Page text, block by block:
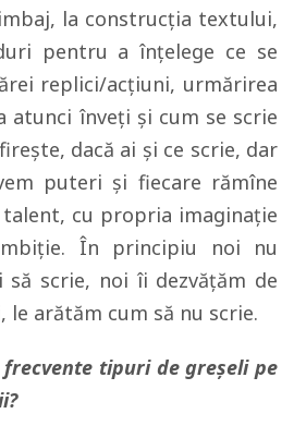
la construcţia textului,
pentru a înţelege ce se
replici/acţiuni, urmărirea
atunci înveţi şi cum se scrie
dacă ai şi ce scrie, dar
puteri şi fiecare rămîne
cu propria imaginaţie
În principiu noi nu
să scrie, noi îi dezvăţăm de
arătăm cum să nu scrie.
tipuri de greșeli pe